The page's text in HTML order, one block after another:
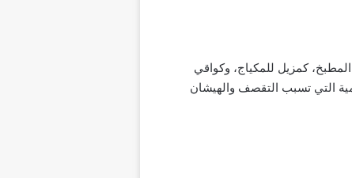
كمزيل للمكياج، وكواقي
التي تسبب التقصف والهيشان